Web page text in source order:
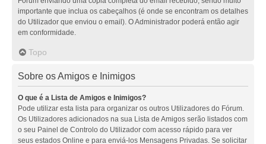
importante que inclua os cabeçalhos (é onde se encontram os detalhes
do Utilizador que enviou o email). O Administrador poderá então agir
em conformidade.
Topo
Sobre os Amigos e Inimigos
O que é a Lista de Amigos e Inimigos?
Pode utilizar esta lista para organizar os outros Utilizadores do Fórum.
Os Utilizadores adicionados na sua Lista de Amigos serão listados com
o seu Painel de Controlo do Utilizador com acesso rápido para ver
seus estados Online e para enviá-los Mensagens Privadas. Se solicitar